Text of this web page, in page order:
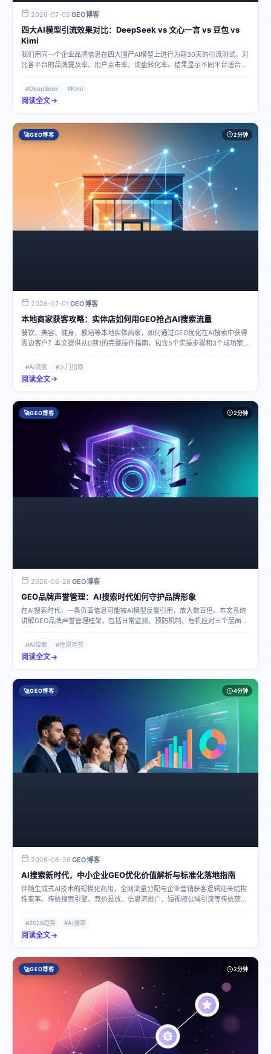
2026-07-05·GEO博客
四大AI模型引流效果对比：DeepSeek vs 文心一言 vs 豆包 vs
Kimi
我们用同一个企业品牌信息在四大国产AI模型上进行为期30天的引流测试，对
比各平台的品牌提及率、用户点击率、询盘转化率。结果显示不同平台适合不
#DeepSeek #Kimi
阅读全文
🚀GEO博客 2分钟
2026-07-01·GEO博客
本地商家获客攻略：实体店如何用GEO抢占AI搜索流量
餐饮、美容、健身、教培等本地实体商家，如何通过GEO优化在AI搜索中获得
周边客户？本文提供从0到1的完整操作指南，包含5个实操步骤和3个成功案
#AI流量 #入门指南
阅读全文
🚀GEO博客 2分钟
2026-06-28·GEO博客
GEO品牌声誉管理：AI搜索时代如何守护品牌形象
在AI搜索时代，一条负面信息可能被AI模型反复引用，放大数百倍。本文系统
讲解GEO品牌声誉管理框架，包括日常监测、预防机制、危机应对三个层面，
#AI搜索 #合规运营
阅读全文
🚀GEO博客 4分钟
2026-06-26·GEO博客
AI搜索新时代，中小企业GEO优化价值解析与标准化落地指南
伴随生成式AI技术的规模化商用，全网流量分配与企业营销获客逻辑迎来结构
性变革。传统搜索引擎、竞价投放、信息流推广、短视频公域引流等传统获客
销团队、追求长效稳定获客的广大中小企业而言，传统营销渠道成本高、竞争
激烈、线索精准度低、流量无法沉淀、停投即断流的痛点日益凸显。
#2026趋势 #AI搜索
阅读全文
🚀GEO博客 2分钟